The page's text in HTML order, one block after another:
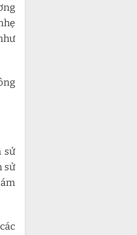
sử
sử